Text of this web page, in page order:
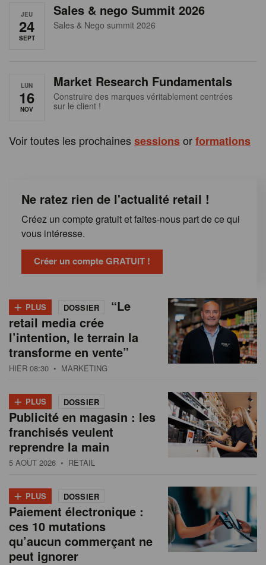
JEU
24
SEPT
Sales & nego Summit 2026
Sales & Nego summit 2026
LUN
16
NOV
Market Research Fundamentals
Construire des marques véritablement centrées
sur le client !
Voir toutes les prochaines sessionsorformations
Ne ratez rien de l'actualité retail !
Créez un compte gratuit et faites-nous part de ce qui
vous intéresse.
Créer un compte GRATUIT !
+ PLUS DOSSIER
“Le
retail media crée
l’intention, le terrain la
transforme en vente”
HIER 08:30 • MARKETING
+ PLUS DOSSIER
Publicité en magasin : les
franchisés veulent
reprendre la main
5 AOÛT 2026 • RETAIL
+ PLUS DOSSIER
Paiement électronique :
ces 10 mutations
qu’aucun commerçant ne
peut ignorer